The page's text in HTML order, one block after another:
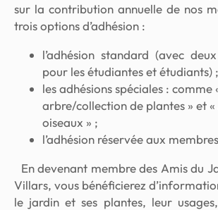
sur la contribution annuelle de nos
trois options d’adhésion :
l’adhésion standard (avec
pour les étudiantes et étudiants) ;
les adhésions spéciales : comme
arbre/collection de plantes » et «
oiseaux » ;
l’adhésion réservée aux
En devenant membre des Amis du
Villars, vous bénéficierez
le jardin et ses plantes, leur